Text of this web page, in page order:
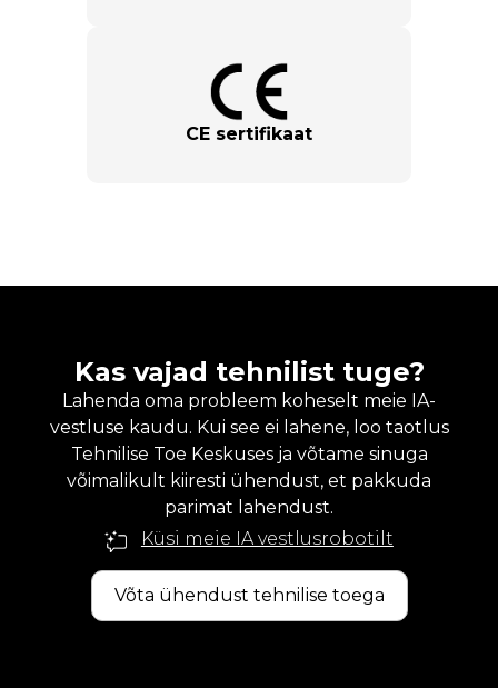
CE sertifikaat
Kas vajad tehnilist tuge?
Lahenda oma probleem koheselt meie IA-
vestluse kaudu. Kui see ei lahene, loo taotlus
Tehnilise Toe Keskuses ja võtame sinuga
võimalikult kiiresti ühendust, et pakkuda
parimat lahendust.
Küsi meie IA vestlusrobotilt
Võta ühendust tehnilise toega